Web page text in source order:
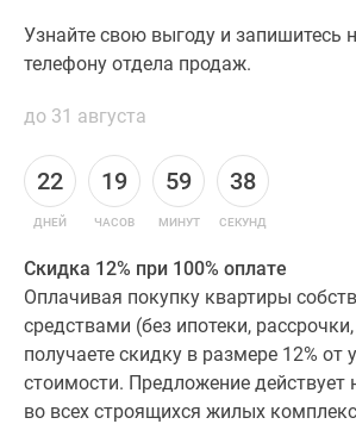
Узнайте свою выгоду и запишитесь
телефону отдела продаж.
до 31 августа
22
ДНЕЙ
19
ЧАСОВ
59
МИНУТ
38
СЕКУНД
Скидка 12% при 100% оплате
Оплачивая покупку квартиры
средствами (без ипотеки,
получаете скидку в размере 12% от
стоимости. Предложение действует
во всех строящихся жилых